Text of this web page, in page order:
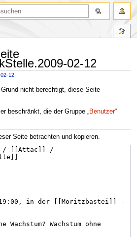
02-12
12
nicht berechtigt, diese Seite
beschränkt, die der Gruppe „Benutzer“
Seite betrachten und kopieren.